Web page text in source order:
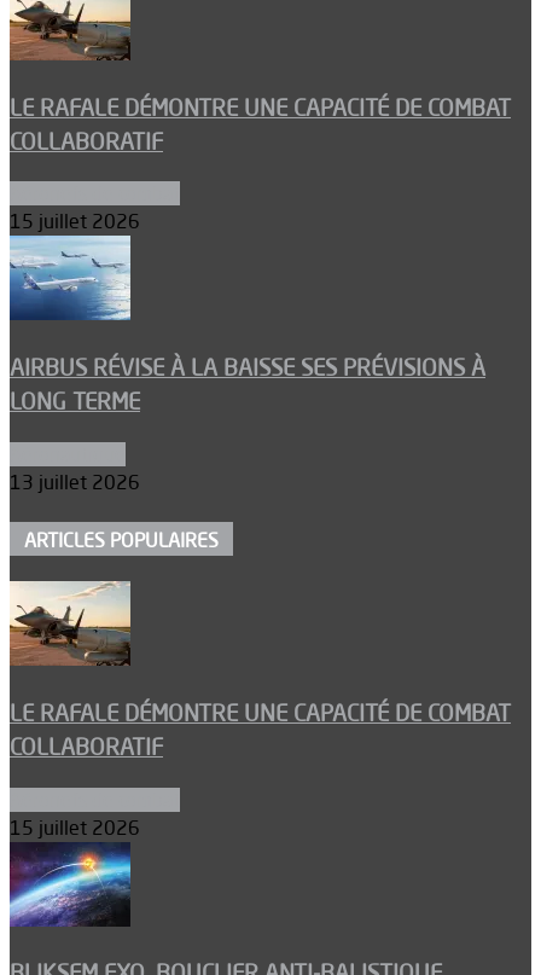
LE RAFALE DÉMONTRE UNE CAPACITÉ DE COMBAT
COLLABORATIF
15 juillet 2026
AIRBUS RÉVISE À LA BAISSE SES PRÉVISIONS À
LONG TERME
13 juillet 2026
ARTICLES POPULAIRES
LE RAFALE DÉMONTRE UNE CAPACITÉ DE COMBAT
COLLABORATIF
15 juillet 2026